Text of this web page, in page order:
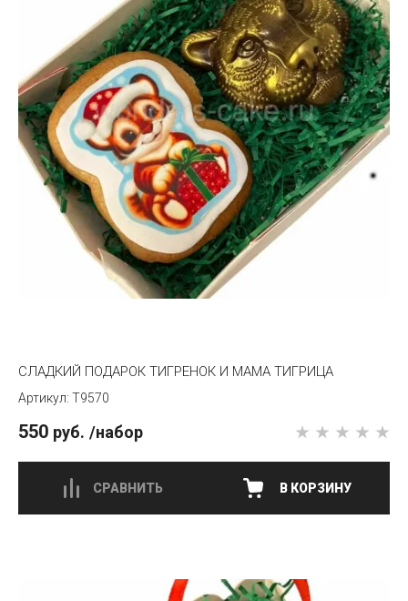
СЛАДКИЙ ПОДАРОК ТИГРЕНОК И МАМА ТИГРИЦА
T9570
550 руб. /набор